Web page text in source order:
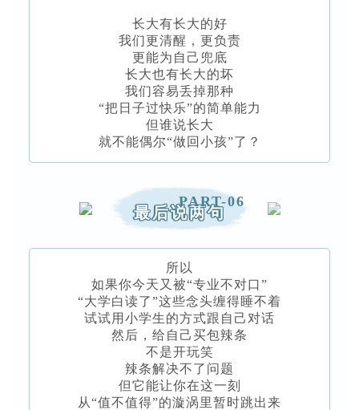
长大有长大的好
我们更清醒，更负责
更能为自己兜底
长大也有长大的坏
我们容易丢掉那种
“把日子过快乐”的简单能力
但谁说长大
就不能偶尔“做回小孩”了？
PART-06
最后说两句
所以
如果你今天又被“专业不对口”
“大学白读了”这些念头缠得睡不着
试试用小学生的方式跟自己对话
然后，给自己买包辣条
不是开玩笑
辣条解决不了问题
但它能让你在这一刻
从“值不值得”的漩涡里暂时跳出来